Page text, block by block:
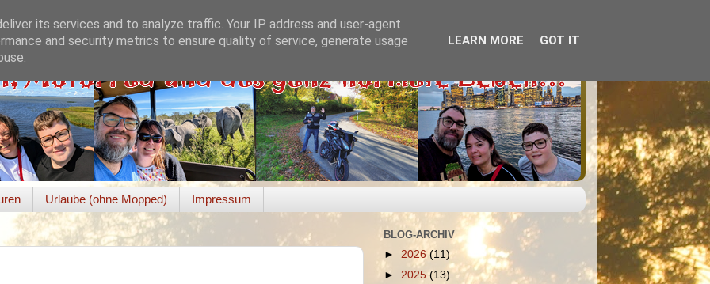
Urlaube (ohne Mopped) Impressum
BLOG-ARCHIV
► 2026 (11)
► 2025(13)
its services and to analyze traffic. Your IP address and user-agent
and security metrics to ensure quality of service, generate usage
LEARN MORE GOT IT